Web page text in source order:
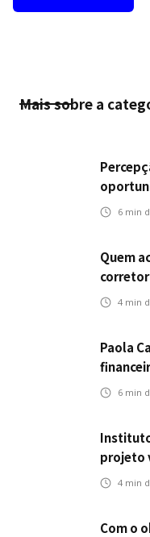
Mais sobre a
6 min
Quem
errado
4 min
Paola
da ENS
6 min
projeto
4 min
Com o